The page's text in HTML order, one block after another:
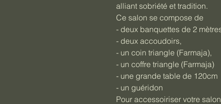
alliant sobriété et tradition.
Ce salon se compose de
- deux banquettes de 2
- deux accoudoirs,
- un coin triangle (Farmaja),
- un coffre triangle (Farmaja)
- une grande table de 120cm
- un guéridon
Pour accessoiriser votre